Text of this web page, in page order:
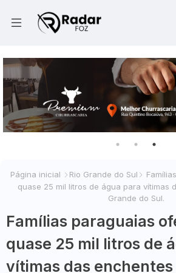
Página inicial Rio Grande do Sul
quase 25 mil litros de água para vítimas
Grande do Sul.
Famílias paraguaias
quase 25 mil litros de
vítimas das enchentes